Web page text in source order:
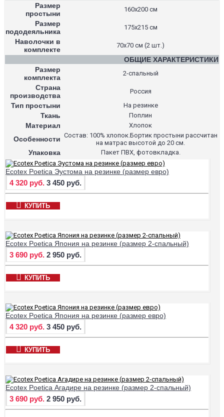
Размер
простыни
160х200 см
Размер
пододеяльника
175х215 см
Наволочки в
комплекте
70х70 см (2 шт.)
ОБЩИЕ ХАРАКТЕРИСТИКИ
Размер
комплекта
2-спальный
Страна
производства
Россия
Тип простыни На резинке
Ткань Поплин
Материал Хлопок
Особенности Состав: 100% хлопок.Бортик простыни рассчитан
на матрас высотой до 20 см.
Упаковка Пакет ПВХ, фотовкладка.
Ecotex Poetica Эустома на резинке (размер евро)
4 320 руб. 3 450 руб.
КУПИТЬ
Ecotex Poetica Япония на резинке (размер 2-спальный)
3 690 руб. 2 950 руб.
КУПИТЬ
Ecotex Poetica Япония на резинке (размер евро)
4 320 руб. 3 450 руб.
КУПИТЬ
Ecotex Poetica Агадире на резинке (размер 2-спальный)
3 690 руб. 2 950 руб.